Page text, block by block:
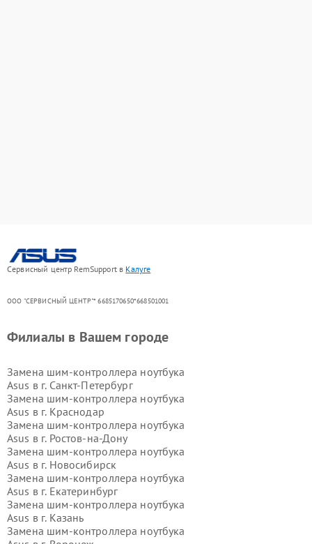
Сервисный центр RemSupport в Калуге
ООО "СЕРВИСНЫЙ ЦЕНТР"* 6685170650*668501001
Филиалы в Вашем городе
Замена шим-контроллера ноутбука
Asus в г. Санкт-Петербург
Замена шим-контроллера ноутбука
Asus в г. Краснодар
Замена шим-контроллера ноутбука
Asus в г. Ростов-на-Дону
Замена шим-контроллера ноутбука
Asus в г. Новосибирск
Замена шим-контроллера ноутбука
Asus в г. Екатеринбург
Замена шим-контроллера ноутбука
Asus в г. Казань
Замена шим-контроллера ноутбука